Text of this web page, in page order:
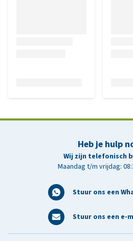
Heb je hulp
Wij zijn telefonisch
Maandag t/m vrijdag:
Stuur ons een
Stuur ons een e-